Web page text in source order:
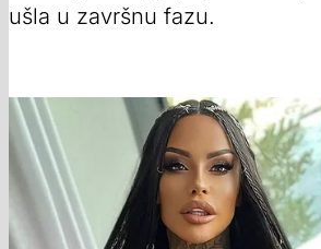
ušla u završnu fazu.